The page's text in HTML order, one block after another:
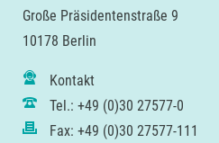
Große Präsidentenstraße 9
10178 Berlin
Kontakt
Tel.: +49 (0)30 27577-0
Fax: +49 (0)30 27577-111